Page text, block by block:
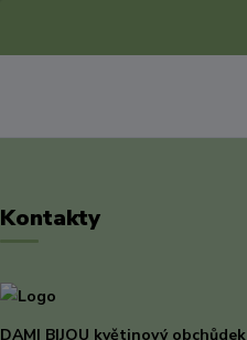
Kontakty
DAMI BIJOU květinový obchůdek